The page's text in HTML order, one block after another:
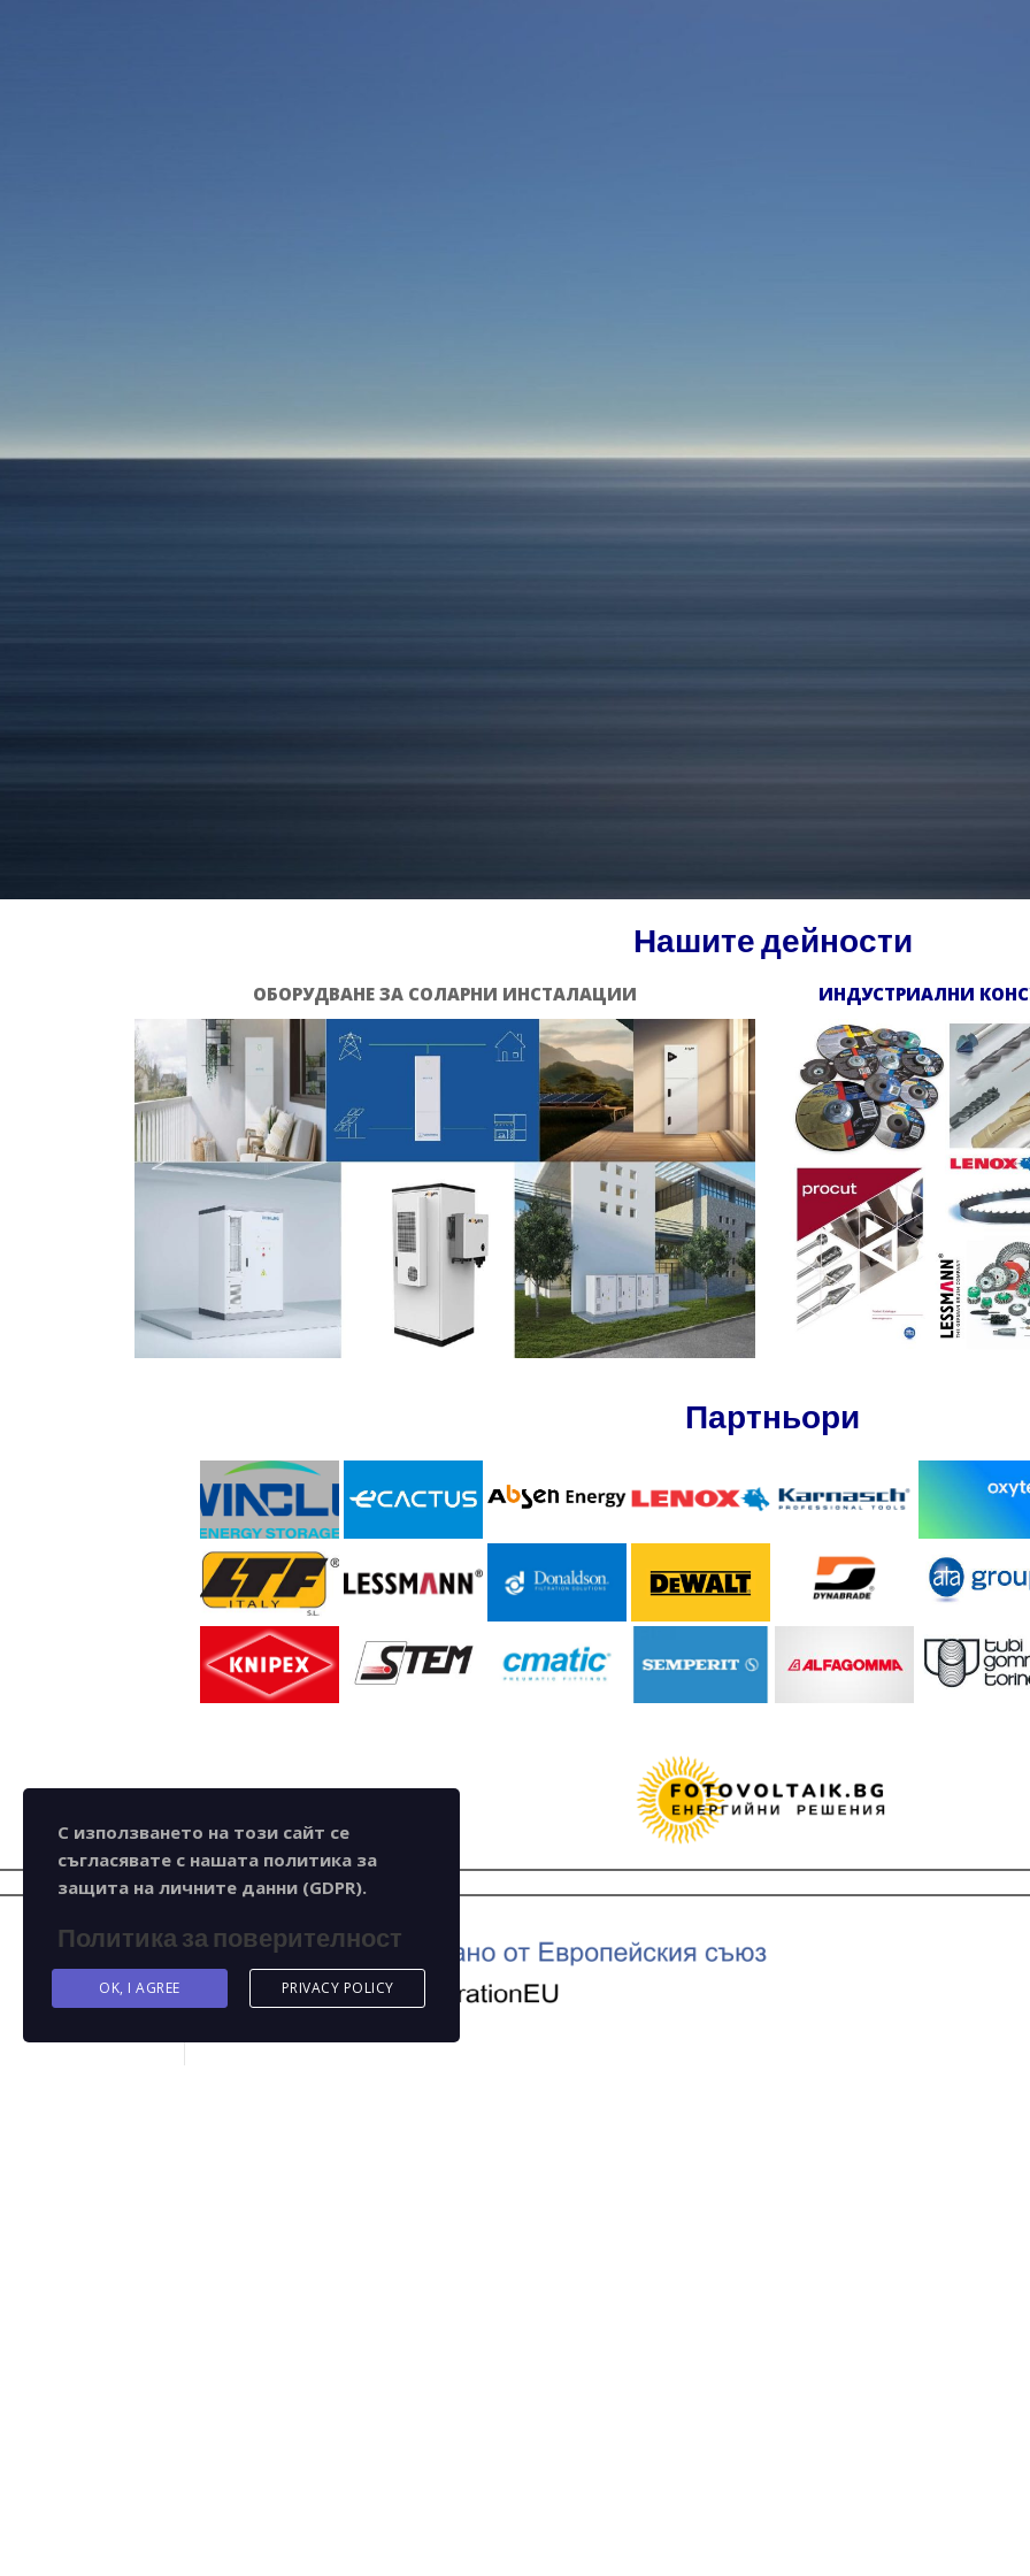
Нашите дейности
ОБОРУДВАНЕ ЗА СОЛАРНИ ИНСТАЛАЦИИ ИНДУСТРИАЛНИ
Партньори
С използването на този сайт се
съгласявате с нашата политика за
защита на личните данни (GDPR).
Политика за поверителност
OK, I AGREE PRIVACY POLICY